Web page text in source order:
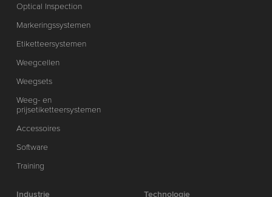
Optical Inspection
Markeringssystemen
Etiketteersystemen
Weegcellen
Weegsets
Weeg- en
prijsetiketteersystemen
Accessoires
Software
Training
Industrie
Technologie